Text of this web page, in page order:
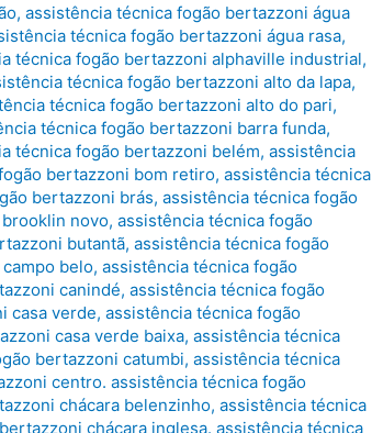
, assistência técnica fogão bertazzoni água
técnica fogão bertazzoni água rasa,
técnica fogão bertazzoni alphaville industrial,
técnica fogão bertazzoni alto da lapa,
técnica fogão bertazzoni alto do pari,
técnica fogão bertazzoni barra funda,
técnica fogão bertazzoni belém, assistência
bertazzoni bom retiro, assistência técnica
bertazzoni brás, assistência técnica fogão
novo, assistência técnica fogão
butantã, assistência técnica fogão
belo, assistência técnica fogão
canindé, assistência técnica fogão
casa verde, assistência técnica fogão
casa verde baixa, assistência técnica
bertazzoni catumbi, assistência técnica
centro. assistência técnica fogão
chácara belenzinho, assistência técnica
chácara inglesa. assistência técnica